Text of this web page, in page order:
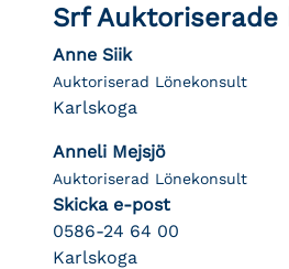
Srf
Anne Siik
Auktoriserad Lönekonsult
Karlskoga
Anneli Mejsjö
Auktoriserad Lönekonsult
Skicka e-post
0586-24 64 00
Karlskoga